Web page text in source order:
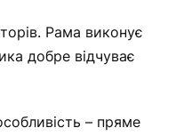
Рама виконує
добре відчуває
– пряме